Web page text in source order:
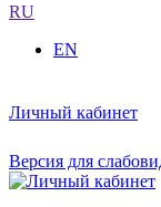
RU
EN
Личный кабинет
Версия для